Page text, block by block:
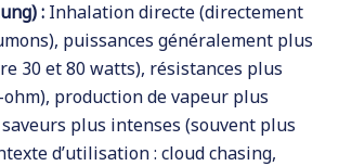
: Inhalation directe (directement
puissances généralement plus
30 et 80 watts), résistances plus
ohm), production de vapeur plus
plus intenses (souvent plus
d’utilisation : cloud chasing,